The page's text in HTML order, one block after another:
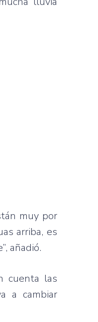
muy por
arriba, es
añadió.
cuenta las
a cambiar